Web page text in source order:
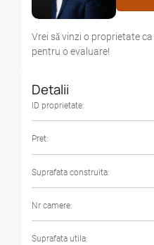
Vrei sǎ vinzi o proprietate
pentru o evaluare!
Detalii
ID proprietate:
Pret:
Suprafata construita:
Nr camere:
Suprafata utila: